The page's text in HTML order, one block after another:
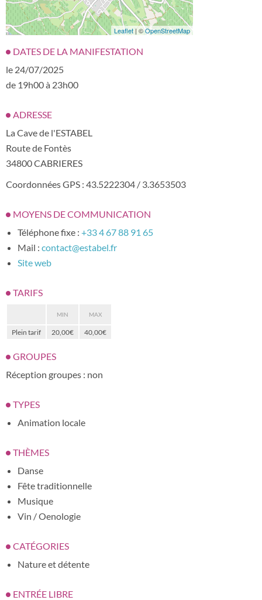
Leaflet | ©OpenStreetMap
DATES DE LA MANIFESTATION
le 24/07/2025
de 19h00 à 23h00
ADRESSE
La Cave de l'ESTABEL
Route de Fontès
34800 CABRIERES
Coordonnées GPS : 43.5222304 / 3.3653503
MOYENS DE COMMUNICATION
Téléphone fixe : +33 4 67 88 91 65
Mail : contact@estabel.fr
Site web
TARIFS
MIN MAX
Plein tarif 20,00€ 40,00€
GROUPES
Réception groupes : non
TYPES
Animation locale
THÈMES
Danse
Fête traditionnelle
Musique
Vin / Oenologie
CATÉGORIES
Nature et détente
ENTRÉE LIBRE